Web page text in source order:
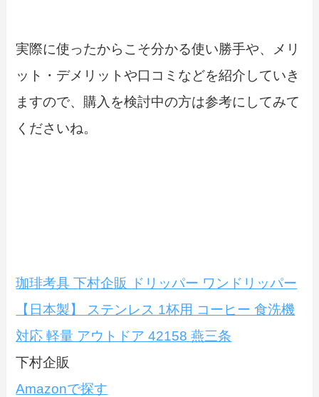
実際に使ったからこそ分かる使い勝手や、メリ
ット・デメリットや口コミなどを紹介していき
ますので、購入を検討中の方は参考にしてみて
くださいね。
珈琲考具 下村企販 ドリッパー ワンドリッパー
【日本製】 ステンレス 1杯用 コーヒー 食洗機
対応 軽量 アウトドア 42158 燕三条
下村企販
Amazonで探す